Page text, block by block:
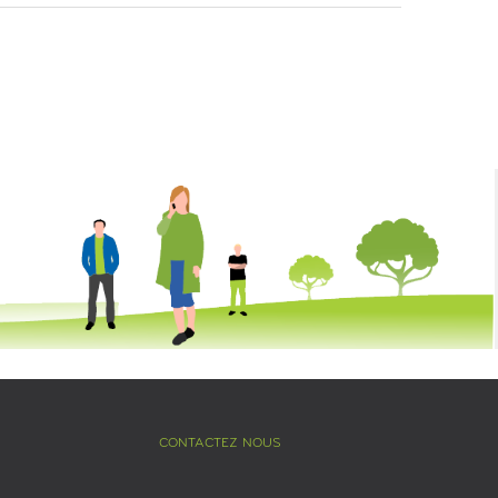
CONTACTEZ NOUS